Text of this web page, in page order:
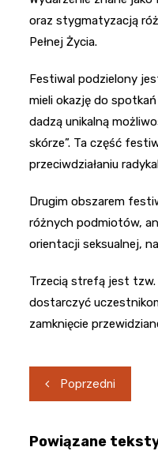
oraz stygmatyzacją
Pełnej Życia.
Festiwal podzielony
mieli okazję do
dadzą unikalną
skórze”. Ta część
przeciwdziałaniu
Drugim obszarem
różnych podmiotów,
orientacji seksualnej,
Trzecią strefą jest
dostarczyć
zamknięcie
Nawigacja
wpisu
Poprzedni
Powiązane